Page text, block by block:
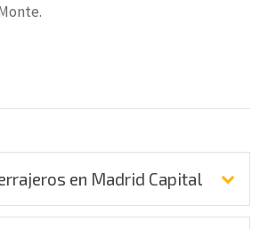
en Madrid Capital